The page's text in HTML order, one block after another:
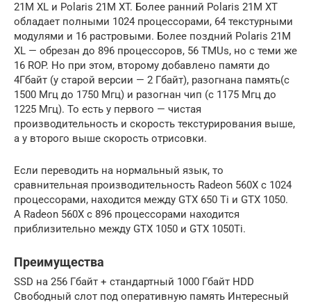
21M XL и Polaris 21M XT. Более ранний Polaris 21M XT
обладает полными 1024 процессорами, 64 текстурными
модулями и 16 растровыми. Более поздний Polaris 21M
XL — обрезан до 896 процессоров, 56 TMUs, но с теми же
16 ROP. Но при этом, второму добавлено памяти до
4Гбайт (у старой версии — 2 Гбайт), разогнана память(с
1500 Мгц до 1750 Мгц) и разогнан чип (с 1175 Мгц до
1225 Мгц). То есть у первого — чистая
производительность и скорость текстурирования выше,
а у второго выше скорость отрисовки.
Если переводить на нормальный язык, то
сравнительная производительность Radeon 560X с 1024
процессорами, находится между GTX 650 Ti и GTX 1050.
А Radeon 560X с 896 процессорами находится
приблизительно между GTX 1050 и GTX 1050Ti.
Преимущества
SSD на 256 Гбайт + стандартный 1000 Гбайт HDD
Свободный слот под оперативную память Интересный